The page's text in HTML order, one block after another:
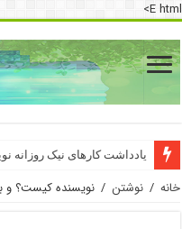
E html>
یادداشت کارهای نیک روزانه
دسترسی به اینترنت پرو
خانه / نوشتن / نویسنده کیست؟ و بیان ۲۴ ویژگی